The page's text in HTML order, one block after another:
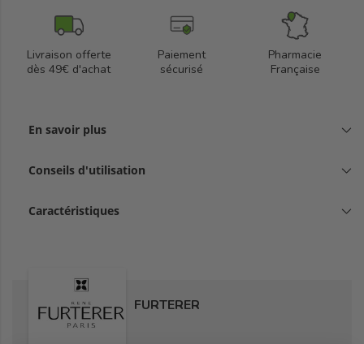
Livraison offerte
dès 49€ d'achat
Paiement
sécurisé
Pharmacie
Française
En savoir plus
Conseils d'utilisation
Caractéristiques
FURTERER